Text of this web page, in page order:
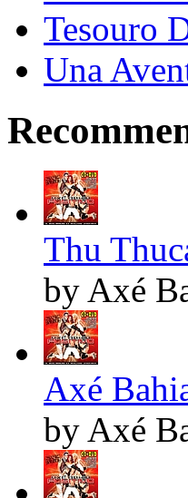
Tesouro
Una
Thu
by Axé
Axé
by Axé